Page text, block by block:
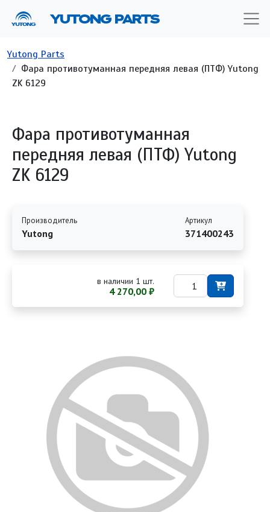
YUTONG PARTS
Строка навигации
Yutong Parts
Фара противотуманная передняя левая (ПТФ) Yutong
ZK 6129
Фара противотуманная
передняя левая (ПТФ) Yutong
ZK 6129
Производитель
Yutong
Артикул
371400243
в наличии 1 шт.
4 270,00 ₽